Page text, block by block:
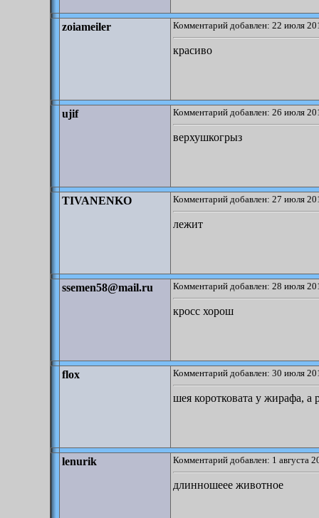
zoiameiler Комментарий добавлен: 22 июля
красиво
ujif Комментарий добавлен: 26 июля
верхушкогрыз
TIVANENKO Комментарий добавлен: 27 июля
лежит
ssemen58@mail.ru Комментарий добавлен: 28 июля
кросс хорош
flox Комментарий добавлен: 30 июля
шея коротковата у жирафа, а
lenurik Комментарий добавлен: 1 августа
длинношеее животное